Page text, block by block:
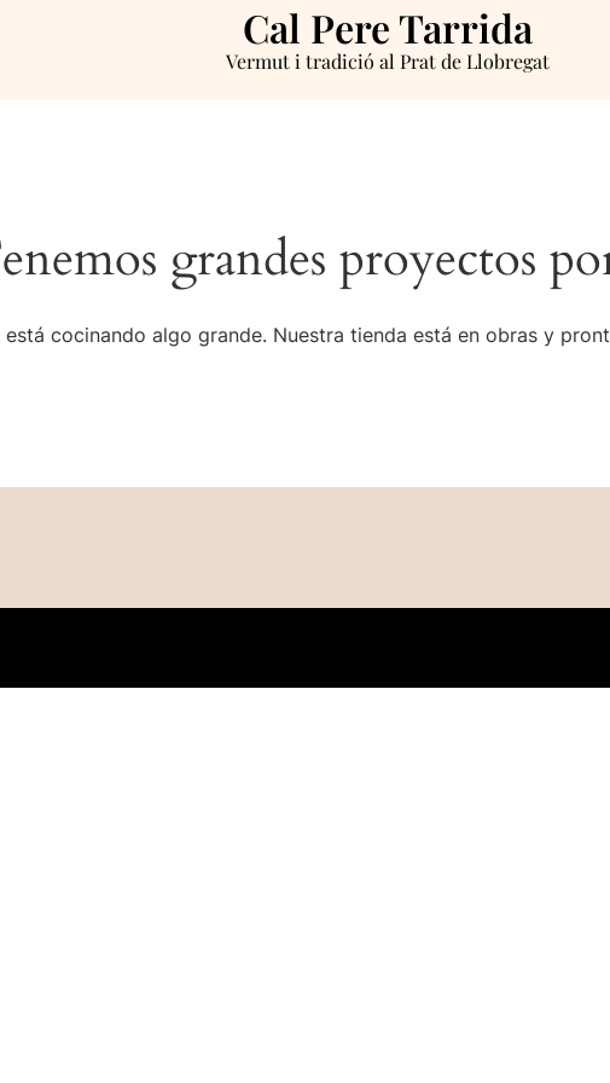
Cal Pere Tarrida
Vermut i tradició al Prat de Llobregat
grandes proyectos
está cocinando algo grande. Nuestra tienda está en obras y